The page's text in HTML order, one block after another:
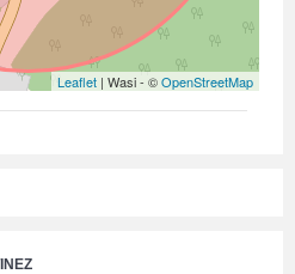
Leaflet | Wasi - ©OpenStreetMap